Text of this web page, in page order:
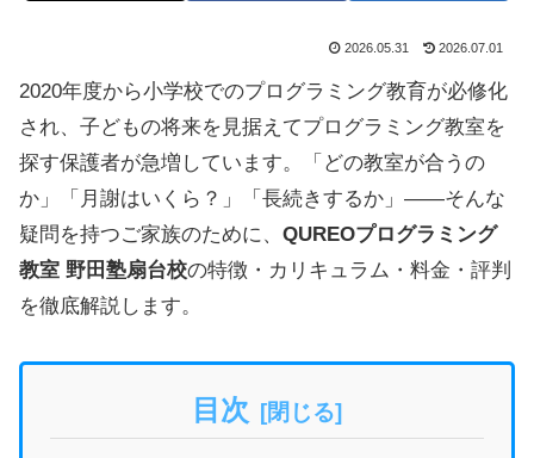
2026.05.31 2026.07.01
2020年度から小学校でのプログラミング教育が必修化
され、子どもの将来を見据えてプログラミング教室を
探す保護者が急増しています。「どの教室が合うの
か」「月謝はいくら？」「長続きするか」——そんな
疑問を持つご家族のために、 QUREOプログラミング
教室 野田塾扇台校の特徴・カリキュラム・料金・評判
を徹底解説します。
目次